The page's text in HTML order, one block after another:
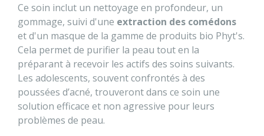
Ce soin inclut un nettoyage en profondeur, un
gommage, suivi d'une extraction des comédons
et d'un masque de la gamme de produits bio Phyt's.
Cela permet de purifier la peau tout en la
préparant à recevoir les actifs des soins suivants.
Les adolescents, souvent confrontés à des
poussées d’acné, trouveront dans ce soin une
solution efficace et non agressive pour leurs
problèmes de peau.